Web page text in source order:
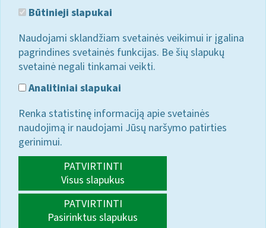
Būtinieji slapukai
Naudojami sklandžiam svetainės veikimui ir įgalina
pagrindines svetainės funkcijas. Be šių slapukų
svetainė negali tinkamai veikti.
Analitiniai slapukai
Renka statistinę informaciją apie svetainės
naudojimą ir naudojami Jūsų naršymo patirties
gerinimui.
PATVIRTINTI
Visus slapukus
PATVIRTINTI
Pasirinktus slapukus